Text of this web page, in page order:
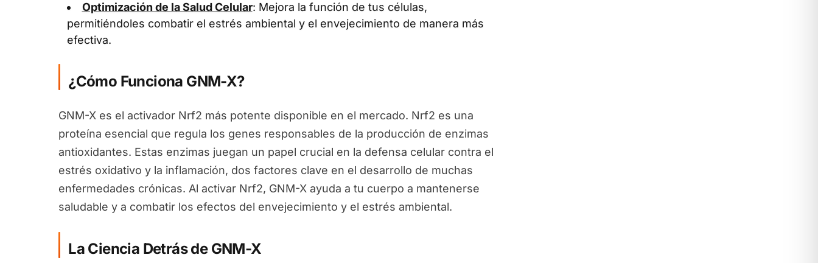
Optimización de la Salud Celular: Mejora la función de tus células,
permitiéndoles combatir el estrés ambiental y el envejecimiento de manera más
efectiva.
¿Cómo Funciona GNM-X?
GNM-X es el activador Nrf2 más potente disponible en el mercado. Nrf2 es una
proteína esencial que regula los genes responsables de la producción de enzimas
antioxidantes. Estas enzimas juegan un papel crucial en la defensa celular contra el
estrés oxidativo y la inflamación, dos factores clave en el desarrollo de muchas
enfermedades crónicas. Al activar Nrf2, GNM-X ayuda a tu cuerpo a mantenerse
saludable y a combatir los efectos del envejecimiento y el estrés ambiental.
La Ciencia Detrás de GNM-X